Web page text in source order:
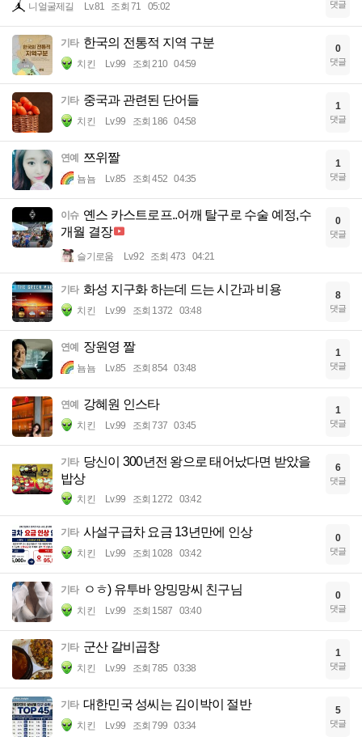
니얼굴제길 Lv.81 조회 71 05:02 댓글
기타 한국의 전통적 지역 구분
치킨 Lv.99 조회 210 04:59
0
댓글
기타 중국과 관련된 단어들
치킨 Lv.99 조회 186 04:58
1
댓글
연예 쯔위짤
뇸뇸 Lv.85 조회 452 04:35
1
댓글
이슈 옌스 카스트로프..어깨 탈구로 수술 예정,수
개월 결장
슬기로움 Lv.92 조회 473 04:21
0
댓글
기타 화성 지구화 하는데 드는 시간과 비용
치킨 Lv.99 조회 1372 03:48
8
댓글
연예 장원영 짤
뇸뇸 Lv.85 조회 854 03:48
1
댓글
연예 강혜원 인스타
치킨 Lv.99 조회 737 03:45
1
댓글
기타 당신이 300년전 왕으로 태어났다면 받았을
밥상
치킨 Lv.99 조회 1272 03:42
6
댓글
기타 사설구급차 요금 13년만에 인상
치킨 Lv.99 조회 1028 03:42
0
댓글
기타 ㅇㅎ) 유투바 앙밍망씨 친구님
치킨 Lv.99 조회 1587 03:40
0
댓글
기타 군산 갈비곱창
치킨 Lv.99 조회 785 03:38
1
댓글
기타 대한민국 성씨는 김이박이 절반
치킨 Lv.99 조회 799 03:34
5
댓글